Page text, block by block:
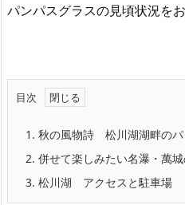
パンパスグラスの見頃状況を
目次
1. 秋の風物詩 松川湖湖畔の
2. 併せて楽しみたい名瀑・萬
3. 松川湖 アクセスと駐車場